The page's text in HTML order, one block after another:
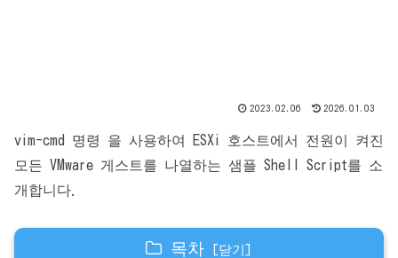
2023.02.06 2026.01.03
vim-cmd 명령 을 사용하여 ESXi 호스트에서 전원이 켜진
모든 VMware 게스트를 나열하는 샘플 Shell Script를 소
개합니다.
목차